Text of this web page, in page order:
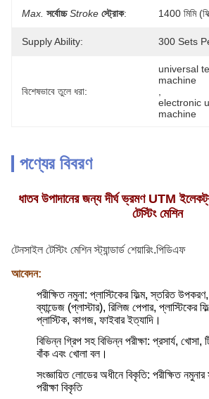
Max. সর্বোচ্চ Stroke স্ট্রোক: 1400 মিমি
Supply Ability: 300 Sets
বিশেষভাবে তুলে ধরা:
universal
machine
electronic
machine
পণ্যের বিবরণ
ধাতব উপাদানের জন্য দীর্ঘ ভ্রমণ UTM
টেস্টিং মেশিন
টেনসাইল টেস্টিং মেশিন স্ট্যান্ডার্ড শেয়ারিং.পিডিএফ
আবেদন:
পরীক্ষিত নমুনা: প্লাস্টিকের ফিল্ম, স্তরিত
ব্যান্ডেজ (প্লাস্টার), রিলিজ পেপার, প্লাস্টিকের
প্লাস্টিক, কাগজ, ফাইবার ইত্যাদি।
বিভিন্ন গ্রিপ সহ বিভিন্ন পরীক্ষা: প্রসার্য,
বাঁক এবং খোলা বল।
সংজ্ঞায়িত লোডের অধীনে বিকৃতি: পরীক্ষিত
পরীক্ষা বিকৃতি